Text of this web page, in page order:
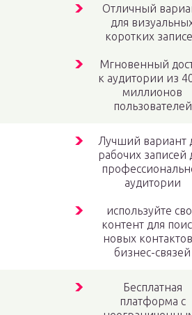
Отличный
для
коротких
Мгновенный
к аудитории из
миллионов
пользователей
Лучший вариант
рабочих записей
аудитории
используйте
контент для
новых
бизнес-связей
Бесплатная
платформа с